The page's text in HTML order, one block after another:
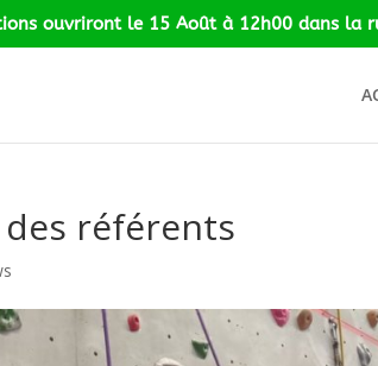
ouvriront le 15 Août à 12h00 dans la
référents